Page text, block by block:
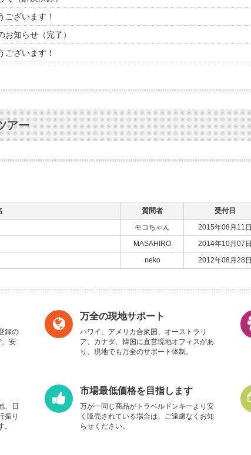
ざいます！
知らせ（完了）
ざいます！
アー
質問者
受付日
モコちゃん
2015年08月11日
MASAHIRO
2014年10月07日
neko
2012年08月28日
録の
、安
万全の現地サポート
ハワイ、アメリカ合衆国、オーストラリ
ア、カナダ、韓国に直営現地オフィスがあ
り、現地でも万全のサポート体制。
、日
振り
市場最低価格を目指します
万が一同じ商品がトラベルドンキーより安
く販売されている場合は、ご遠慮なくお知
らせください。